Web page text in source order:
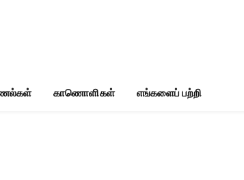
காணொளிகள் எங்களைப் பற்றி